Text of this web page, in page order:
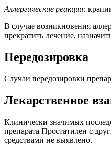
Аллергические реакции:
В случае возникновения
прекратить лечение,
Передозировка
Случаи передозировки
Лекарственное
Клинически значимых
препарата Простатилен с
средствами не выявлено.